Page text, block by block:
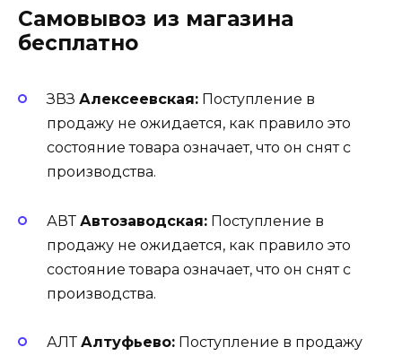
Самовывоз из магазина
бесплатно
ЗВЗ Алексеевская: Поступление в
продажу не ожидается, как правило это
состояние товара означает, что он снят с
производства.
АВТ Автозаводская: Поступление в
продажу не ожидается, как правило это
состояние товара означает, что он снят с
производства.
АЛТ Алтуфьево: Поступление в продажу